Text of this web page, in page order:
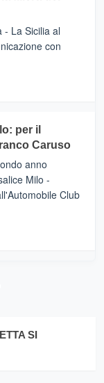
- La Sicilia al
con
per il
Caruso
anno
Milo -
Club
SI